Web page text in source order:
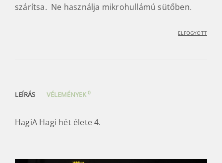
szárítsa. Ne használja mikrohullámú sütőben.
ELFOGYOTT
LEÍRÁS VÉLEMÉNYEK0
HagiA Hagi hét élete 4.